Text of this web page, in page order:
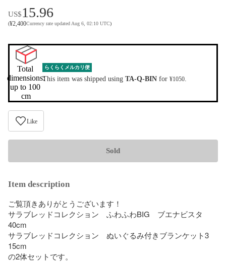
US$15.96
(¥2,400Currency rate updated Aug 6, 02:10 UTC)
Total
dimensions:
up to 100
cm
らくらくメルカリ便
This item was shipped using TA-Q-BIN for ¥1050.
Like
Sold
Item description
ご覧頂きありがとうございます！
サラブレッドコレクション　ふわふわBIG　ブエナビスタ
40cm
サラブレッドコレクション　ぬいぐるみ付きブランケット3
15cm
の2体セットです。